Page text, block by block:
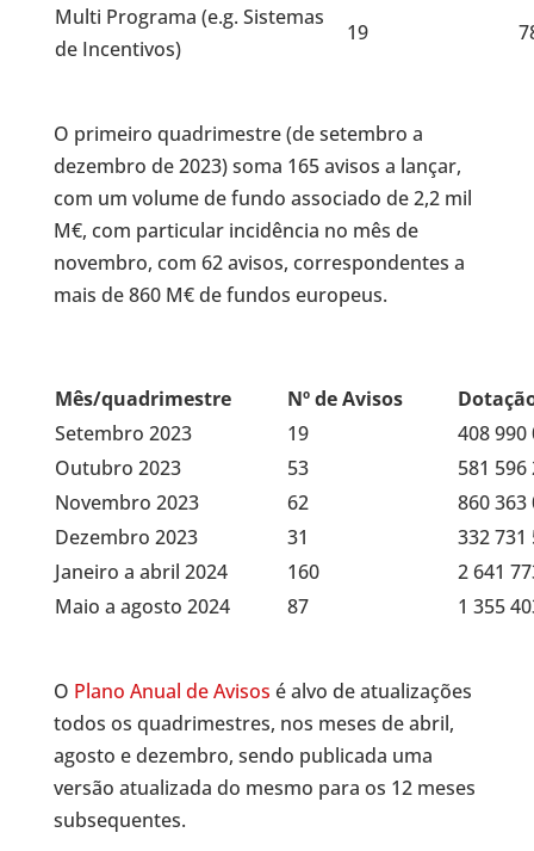
Multi Programa (e.g. Sistemas
de Incentivos)
19 787
O primeiro quadrimestre (de setembro a
dezembro de 2023) soma 165 avisos a lançar,
com um volume de fundo associado de 2,2 mil
M€, com particular incidência no mês de
novembro, com 62 avisos, correspondentes a
mais de 860 M€ de fundos europeus.
Mês/quadrimestre Nº de Avisos
Setembro 2023
19
408 990
Outubro 2023
53
581 596
Novembro 2023
62
860 363
Dezembro 2023
31
332 731
Janeiro a abril 2024
160
2 641
Maio a agosto 2024
87 1 355
O Plano Anual de Avisos é alvo de atualizações
todos os quadrimestres, nos meses de abril,
agosto e dezembro, sendo publicada uma
versão atualizada do mesmo para os 12 meses
subsequentes.